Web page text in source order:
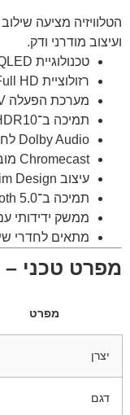
הטלוויזיה מציעה
ועיצוב מודרני ודק.
טכנולוגיית QLED לצבעים חיים ועשירים יותר
רזולוציית Full HD חדה ואיכותית
מערכת הפעלה Google TV חכמה ונוחה
תמיכה ב־HDR10+ ו־HLG
Dolby Audio לחוויית שמע משופרת
Chromecast מובנה לשיתוף תוכן מהטלפון
עיצוב Slim Design מודרני ודק
תמיכה ב־Bluetooth 5.0 ו־WiFi
ממשק ידידותי
מתאים לחדרי
מפרט טכני – TCL 32S5K
מפרט
יצרן
דגם